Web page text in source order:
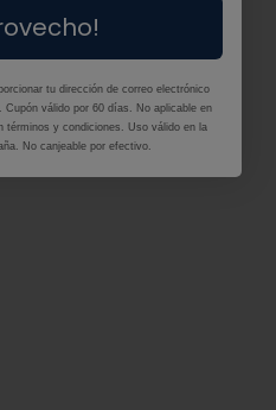
tu dirección de correo electrónico
. Cupón válido por 60 días. No aplicable en
términos y condiciones. Uso válido en la
No canjeable por efectivo.